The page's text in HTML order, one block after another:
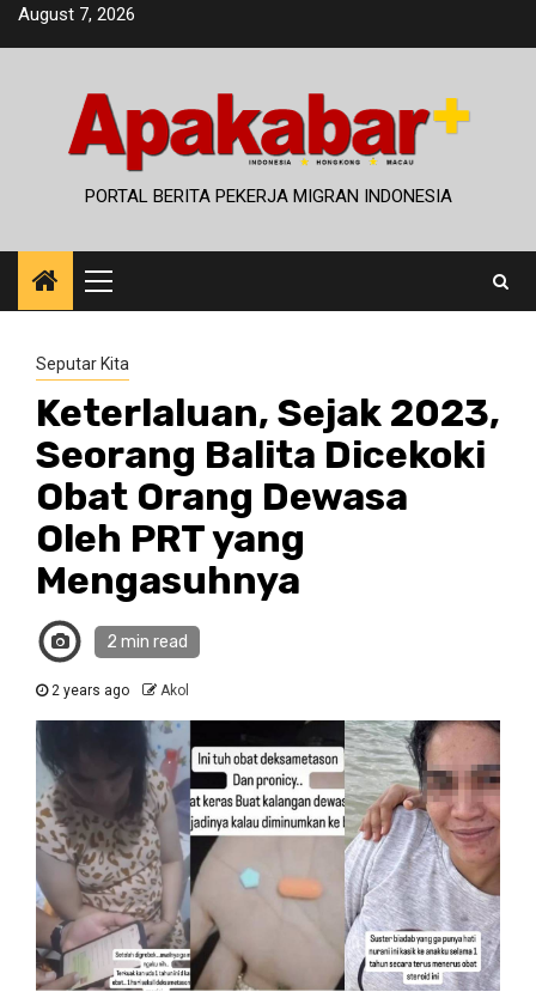
SkipAugust 7, 2026
PORTAL BERITA PEKERJA MIGRAN INDONESIA
Primary
Menu
Seputar Kita
Keterlaluan, Sejak 2023,
Seorang Balita Dicekoki
Obat Orang Dewasa
Oleh PRT yang
Mengasuhnya
2 min read
2 years ago Akol